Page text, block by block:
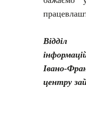
Відділ
Івано-
центру